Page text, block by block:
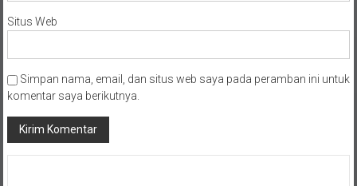
Situs Web
Simpan nama, email, dan situs web saya pada peramban ini untuk
komentar saya berikutnya.